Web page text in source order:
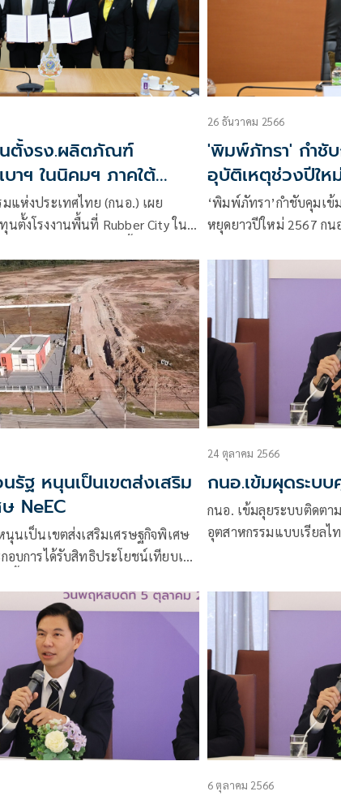
ตั้งรง.ผลิตภัณฑ์
าฯ ในนิคมฯ ภาคใต้
ลบ.
แห่งประเทศไทย (กนอ.) เผย
ตั้งโรงงานพื้นที่ Rubber City ใน
ล้านบาท ทำผลิตภัณฑ์คอนกรีต
เหล็ก ในเขตอุตสาหกรรมยางขั้น
บรับนโยบายรัฐบาลในการกระจาย
เสริมสร้างการพัฒนาด้าน
จและการลงทุน เพื่อสร้างความ
26 ธันวาคม 2566
'พิมพ์ภัทรา' กำชั
อุบัติเหตุช่วงปีให
‘พิมพ์ภัทรา’กำชับคุมเข้
หยุดยาวปีใหม่ 2567 กน
หวังฉลองปีใหม่แบบไร้
รัฐ หนุนเป็นเขตส่งเสริม
NeEC
นเป็นเขตส่งเสริมเศรษฐกิจพิเศษ
อบการได้รับสิทธิประโยชน์เทียบเท่า
เนอร์ และพิธีศุลกากรในจุดเดียว
24 ตุลาคม 2566
กนอ.เข้มผุดระบ
กนอ. เข้มลุยระบบติดตา
อุตสาหกรรมแบบเรียล
6 ตุลาคม 2566